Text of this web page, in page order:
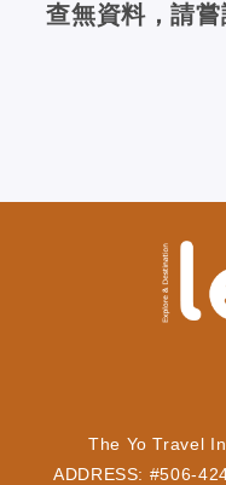
查無資料，請嘗
The Yo Travel
ADDRESS: #506-